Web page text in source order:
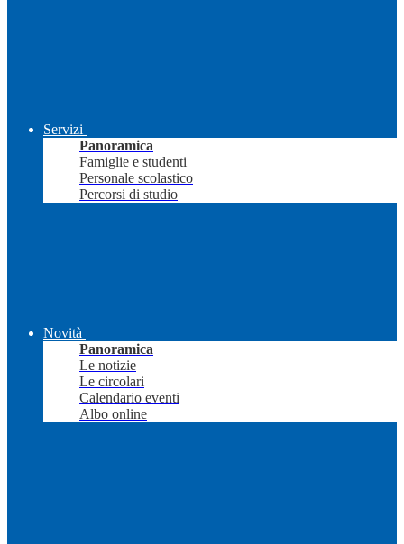
Servizi
Panoramica
Famiglie e studenti
Personale scolastico
Percorsi di studio
Novità
Panoramica
Le notizie
Le circolari
Calendario eventi
Albo online